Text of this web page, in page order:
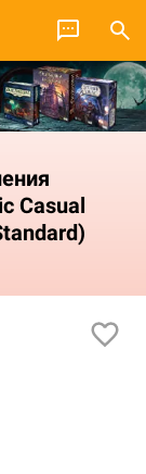
Casual